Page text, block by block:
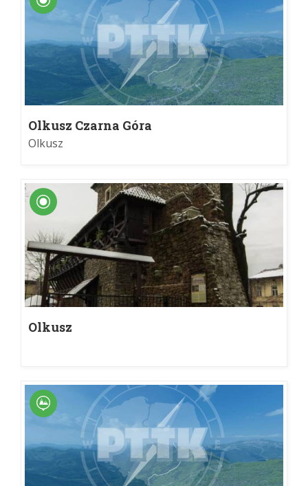
Olkusz Czarna Góra
Olkusz
Olkusz